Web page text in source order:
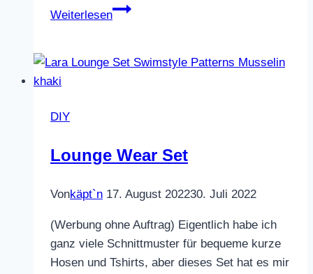
Weiterlesen
Wendetasche
DIY
Lounge Wear Set
Vonkäpt`n 17. August 202230. Juli 2022
(Werbung ohne Auftrag) Eigentlich habe ich
ganz viele Schnittmuster für bequeme kurze
Hosen und Tshirts, aber dieses Set hat es mir